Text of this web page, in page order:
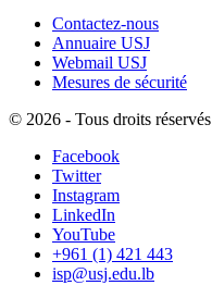
Contactez-nous
Annuaire USJ
Webmail USJ
Mesures de sécurité
© 2026 - Tous droits
Facebook
Twitter
Instagram
LinkedIn
YouTube
+961 (1) 421 443
isp@usj.edu.lb